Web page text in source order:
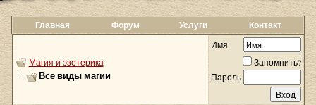
Главная Форум Услуги Контакт
Магия и эзотерика
Все виды магии
Имя
Запомнить?
Пароль